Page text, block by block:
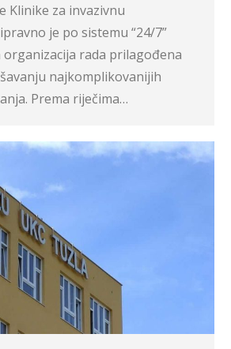
Klinike za invazivnu
je po sistemu “24/7”
organizacija rada prilagođena
najkomplikovanijih
Prema riječima…